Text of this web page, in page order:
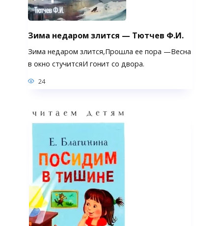
Зима недаром злится — Тютчев Ф.И.
Зима недаром злится,Прошла ее пора —Весна
в окно стучитсяИ гонит со двора.
24